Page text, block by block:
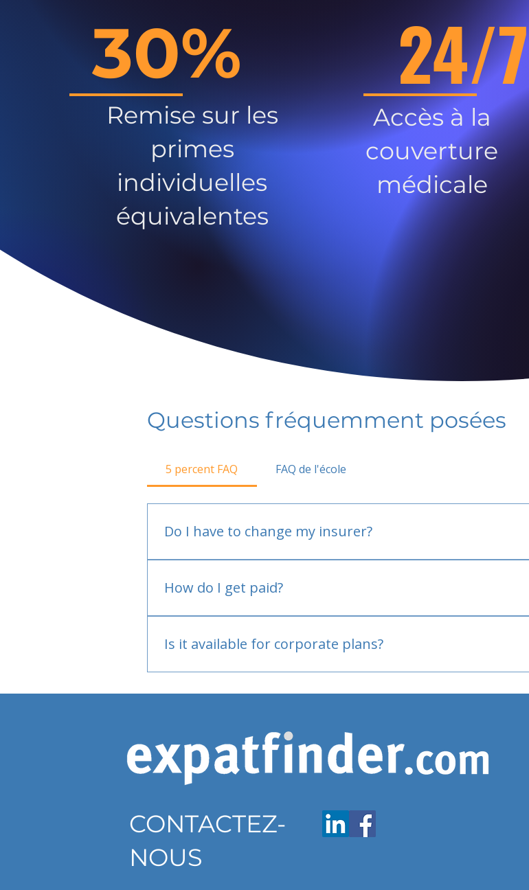
30%
Remise sur les
primes
individuelles
équivalentes
24/7
Accès à la
couverture
médicale
Questions fréquemment posées
5 percent FAQ FAQ de l'école
Do I have to change my insurer?
How do I get paid?
Is it available for corporate plans?
CONTACTEZ-
NOUS